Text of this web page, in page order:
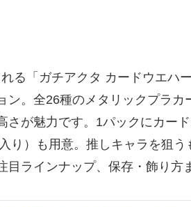
る「ガチアクタ カードウエハ
ン。全26種のメタリックプラカ
さが魅力です。1パックにカー
り）も用意。推しキャラを狙う
ラインナップ、保存・飾り方